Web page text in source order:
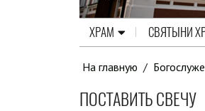
ХРАМ СВЯТЫНИ
На главную /
ПОСТАВИТЬ СВЕЧУ